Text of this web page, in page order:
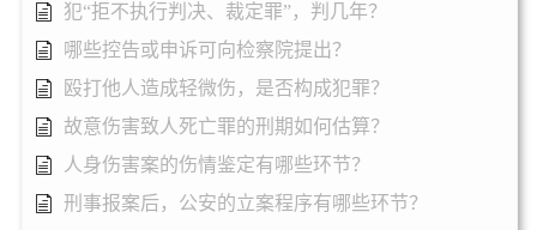
犯“拒不执行判决、裁定罪”，判几年？
哪些控告或申诉可向检察院提出？
殴打他人造成轻微伤，是否构成犯罪？
故意伤害致人死亡罪的刑期如何估算？
人身伤害案的伤情鉴定有哪些环节？
刑事报案后，公安的立案程序有哪些环节？